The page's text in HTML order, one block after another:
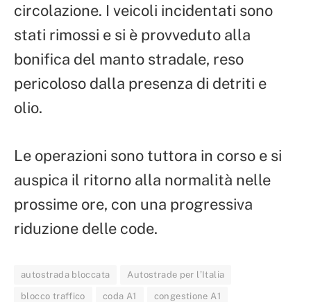
circolazione. I veicoli incidentati sono
stati rimossi e si è provveduto alla
bonifica del manto stradale, reso
pericoloso dalla presenza di detriti e
olio.
Le operazioni sono tuttora in corso e si
auspica il ritorno alla normalità nelle
prossime ore, con una progressiva
riduzione delle code.
autostrada bloccata Autostrade per l’Italia
blocco traffico coda A1 congestione A1